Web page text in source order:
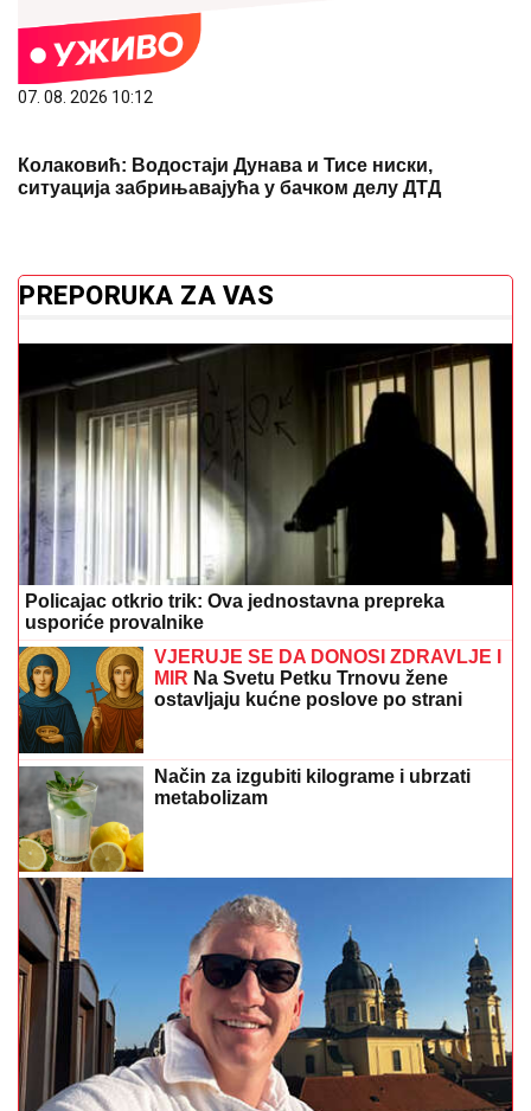
07. 08. 2026 10:12
Колаковић: Водостаји Дунава и Тисе ниски,
ситуација забрињавајућа у бачком делу ДТД
PREPORUKA ZA VAS
Policajac otkrio trik: Ova jednostavna prepreka
usporiće provalnike
VJERUJE SE DA DONOSI ZDRAVLJE I
MIR Na Svetu Petku Trnovu žene
ostavljaju kućne poslove po strani
Način za izgubiti kilograme i ubrzati
metabolizam